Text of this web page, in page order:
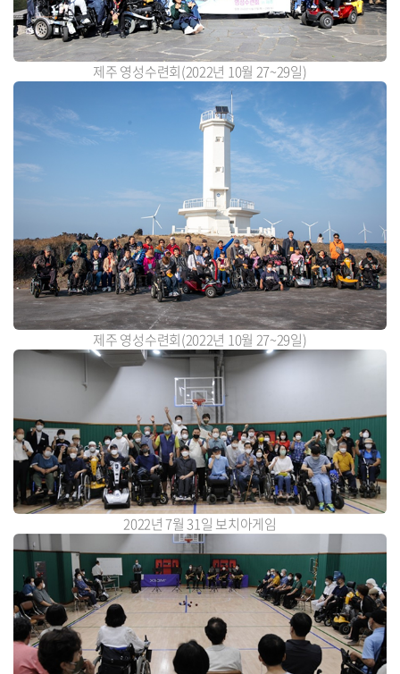
제주 영성수련회(2022년 10월 27~29일)
제주 영성수련회(2022년 10월 27~29일)
2022년 7월 31일 보치아게임